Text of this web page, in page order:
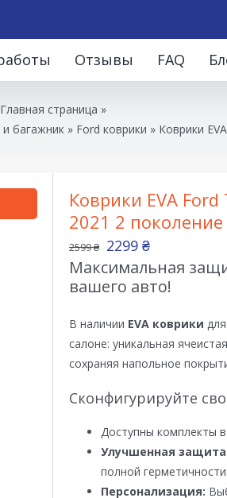
Отзывы FAQ
Главная страница »
багажник » Ford коврики » Коврики
Коврики EVA
2021 2 поколение
2599₴ 2299 ₴
Максимальная
вашего авто!
В наличии EVA коврики
салоне: уникальная
сохраняя напольное
Сконфигурируйте
Доступны комплекты
Улучшенная
полной герметичности.
Персонализация: